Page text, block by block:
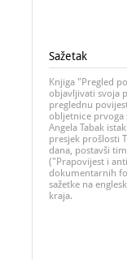
Sažetak
Knjiga "Pregled
objavljivati svoja
preglednu
obljetnice prvoga
Angela Tabak
presjek prošlosti
dana, postavši
("Prapovijest i
dokumentarnih
sažetke na
kraja.